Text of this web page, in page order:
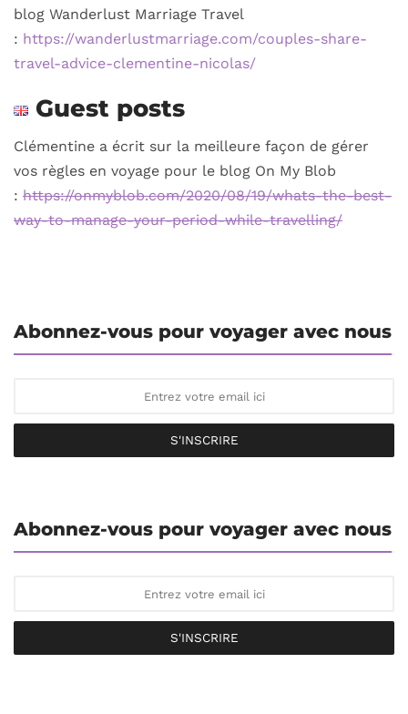
blog Wanderlust Marriage Travel
: https://wanderlustmarriage.com/couples-share-
travel-advice-clementine-nicolas/
Guest posts
Clémentine a écrit sur la meilleure façon de gérer
vos règles en voyage pour le blog On My Blob
: https://onmyblob.com/2020/08/19/whats-the-best-
way-to-manage-your-period-while-travelling/
Abonnez-vous pour voyager avec nous
S'INSCRIRE
Abonnez-vous pour voyager avec nous
S'INSCRIRE